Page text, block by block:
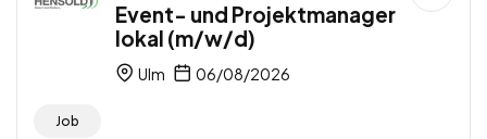
Event- und Projektmanager
lokal (m/w/d)
Ulm 06/08/2026
Job